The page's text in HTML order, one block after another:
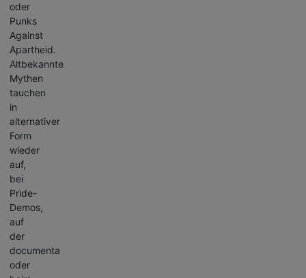
oder
Punks
Against
Apartheid.
Altbekannte
Mythen
tauchen
in
alternativer
Form
wieder
auf,
bei
Pride-
Demos,
auf
der
documenta
oder